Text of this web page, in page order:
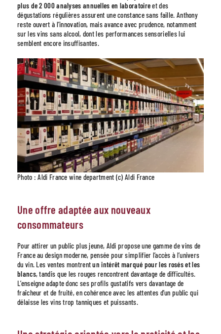
plus de 2 000 analyses annuelles en laboratoireet des
dégustations régulières assurent une constance sans faille. Anthony
reste ouvert à l’innovation, mais avance avec prudence, notamment
sur les vins sans alcool, dont les performances sensorielles lui
semblent encore insuffisantes.
Photo : Aldi France wine department (c) Aldi France
Une offre adaptée aux nouveaux
consommateurs
Pour attirer un public plus jeune, Aldi propose une gamme de vins de
France au design moderne, pensée pour simplifier l’accès à l’univers
du vin. Les ventes montrentun intérêt marqué pour les rosés et les
blancs, tandis que les rouges rencontrent davantage de difficultés.
L’enseigne adapte donc ses profils gustatifs vers davantage de
fraîcheur et de fruité, en cohérence avec les attentes d’un public qui
délaisse les vins trop tanniques et puissants.